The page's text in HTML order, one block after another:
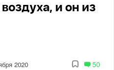
и он из
2020 50